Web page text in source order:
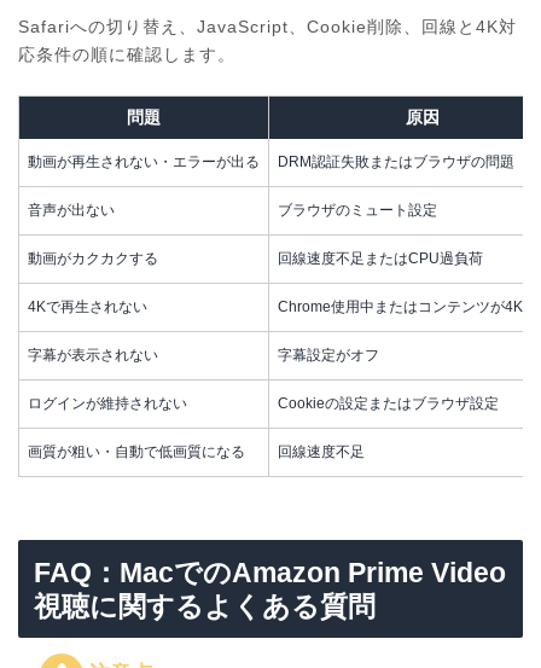
Safariへの切り替え、JavaScript、Cookie削除、回線と4K対
応条件の順に確認します。
問題 原因
動画が再生されない・エラーが出る DRM認証失敗またはブラウザの問題
音声が出ない ブラウザのミュート設定
動画がカクカクする 回線速度不足またはCPU過負荷
4Kで再生されない Chrome使用中またはコンテンツが4K非
字幕が表示されない 字幕設定がオフ
ログインが維持されない Cookieの設定またはブラウザ設定
画質が粗い・自動で低画質になる 回線速度不足
FAQ：MacでのAmazon Prime Video
視聴に関するよくある質問